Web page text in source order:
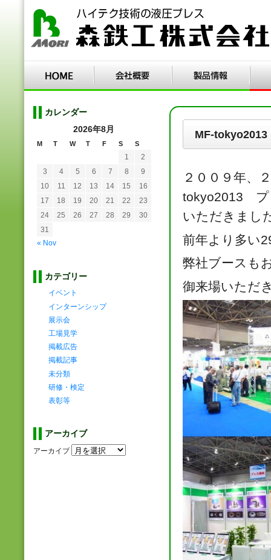
MF-tokyo2013
２００９年、
tokyo2013 プ
いただきまし
前年より多い
弊社ブースも
御来場いただ
カレンダー
2026年8月
M T W T F S S
« Nov
1
2
3
4 5 6 7 8
9
10
11 12 13 14 15
16
17
18 19 20 21 22
23
24
25 26 27 28 29
30
31
カテゴリー
イベント
インターンシップ
展示会
工場見学
掲載広告
掲載記事
未分類
研修・検定
表彰等
アーカイブ
アーカイブ